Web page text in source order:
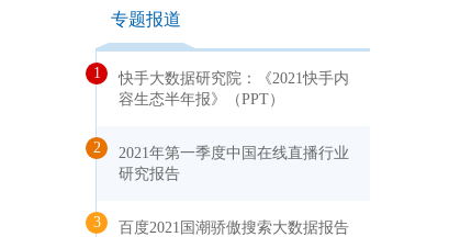
专题报道
1
快手大数据研究院：《2021快手内
容生态半年报》（PPT）
2
2021年第一季度中国在线直播行业
研究报告
3 百度2021国潮骄傲搜索大数据报告